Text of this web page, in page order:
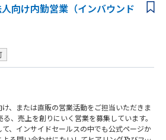
、Google、AMD、Intel、NVIDIA など）と定
の中長期のマーケティング戦略の展開、ファ
提案
社やアプリケーション会社とのコラボレーシ
プパソコン、ポータブルゲーム機
応じて入社後に決定されます。
向け内勤営業（インバウンド
、または直販の営業活動をご担当いただきま
、売上を創りにいく営業を募集しています。
、インサイドセールスの中でも公式ページか